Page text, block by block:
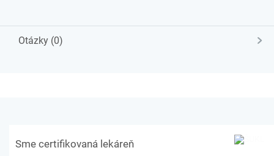
Otázky (0)
Sme certifikovaná lekáreň